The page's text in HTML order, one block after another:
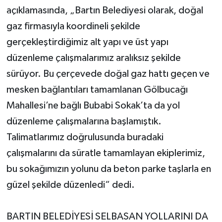
açıklamasında, „Bartın Belediyesi olarak, doğal
gaz firmasıyla koordineli şekilde
gerçekleştirdiğimiz alt yapı ve üst yapı
düzenleme çalışmalarımız aralıksız şekilde
sürüyor. Bu çerçevede doğal gaz hattı geçen ve
mesken bağlantıları tamamlanan Gölbucağı
Mahallesi’ne bağlı Bubabi Sokak’ta da yol
düzenleme çalışmalarına başlamıştık.
Talimatlarımız doğrulusunda buradaki
çalışmalarını da süratle tamamlayan ekiplerimiz,
bu sokağımızın yolunu da beton parke taşlarla en
güzel şekilde düzenledi“ dedi.
BARTIN BELEDİYESİ SELBASAN YOLLARINI DA